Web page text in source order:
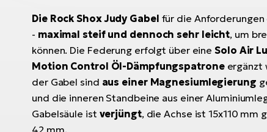
Die Rock Shox Judy Gabel für die
- maximal steif und dennoch sehr leicht, um
können. Die Federung erfolgt über eineSolo Air
Motion Control Öl-Dämpfungspatroneergänzt
der Gabel sind aus einer Magnesiumlegierung
und die inneren Standbeine aus einer
Gabelsäule ist verjüngt, die Achse ist 15x110 mm
42 mm.